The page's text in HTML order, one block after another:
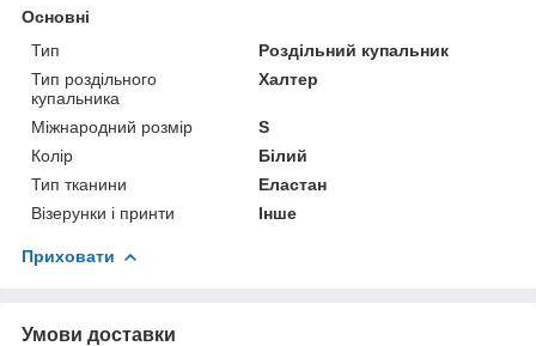
Основні
Тип
Роздільний купальник
Тип роздільного
купальника
Халтер
Міжнародний розмір
S
Колір
Білий
Тип тканини
Еластан
Візерунки і принти
Інше
Приховати
Умови доставки